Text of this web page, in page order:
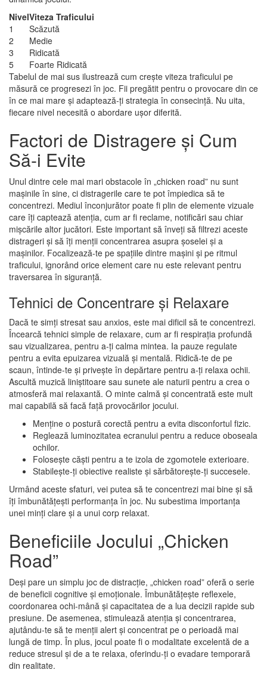
NivelViteza Traficului
1
Scăzută
2
Medie
3
Ridicată
5
Foarte Ridicată
Tabelul de mai sus ilustrează cum crește viteza traficului pe
măsură ce progresezi în joc. Fii pregătit pentru o provocare din ce
în ce mai mare și adaptează-ți strategia în consecință. Nu uita,
fiecare nivel necesită o abordare ușor diferită.
Factori de Distragere și Cum
Să-i Evite
Unul dintre cele mai mari obstacole în „chicken road” nu sunt
mașinile în sine, ci distragerile care te pot împiedica să te
concentrezi. Mediul înconjurător poate fi plin de elemente vizuale
care îți captează atenția, cum ar fi reclame, notificări sau chiar
mișcările altor jucători. Este important să înveți să filtrezi aceste
distrageri și să îți menții concentrarea asupra șoselei și a
mașinilor. Focalizează-te pe spațiile dintre mașini și pe ritmul
traficului, ignorând orice element care nu este relevant pentru
traversarea în siguranță.
Tehnici de Concentrare și Relaxare
Dacă te simți stresat sau anxios, este mai dificil să te concentrezi.
Încearcă tehnici simple de relaxare, cum ar fi respirația profundă
sau vizualizarea, pentru a-ți calma mintea. Ia pauze regulate
pentru a evita epuizarea vizuală și mentală. Ridică-te de pe
scaun, întinde-te și privește în depărtare pentru a-ți relaxa ochii.
Ascultă muzică liniștitoare sau sunete ale naturii pentru a crea o
atmosferă mai relaxantă. O minte calmă și concentrată este mult
mai capabilă să facă față provocărilor jocului.
Menține o postură corectă pentru a evita disconfortul fizic.
Reglează luminozitatea ecranului pentru a reduce oboseala
ochilor.
Folosește căști pentru a te izola de zgomotele exterioare.
Stabilește-ți obiective realiste și sărbătorește-ți succesele.
Urmând aceste sfaturi, vei putea să te concentrezi mai bine și să
îți îmbunătățești performanța în joc. Nu subestima importanța
unei minți clare și a unui corp relaxat.
Beneficiile Jocului „Chicken
Road”
Deși pare un simplu joc de distracție, „chicken road” oferă o serie
de beneficii cognitive și emoționale. Îmbunătățește reflexele,
coordonarea ochi-mână și capacitatea de a lua decizii rapide sub
presiune. De asemenea, stimulează atenția și concentrarea,
ajutându-te să te menții alert și concentrat pe o perioadă mai
lungă de timp. În plus, jocul poate fi o modalitate excelentă de a
reduce stresul și de a te relaxa, oferindu-ți o evadare temporară
din realitate.